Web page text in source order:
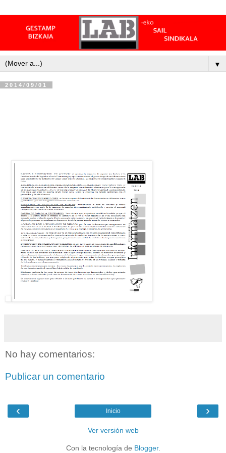
▼
2014/09/01
No hay comentarios:
Publicar un comentario
‹ ›
Inicio
Ver versión web
Con la tecnología de Blogger.